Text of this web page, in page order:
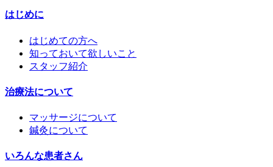
はじめに
はじめての方へ
知っておいて欲しいこと
スタッフ紹介
治療法について
マッサージについて
鍼灸について
いろんな患者さん